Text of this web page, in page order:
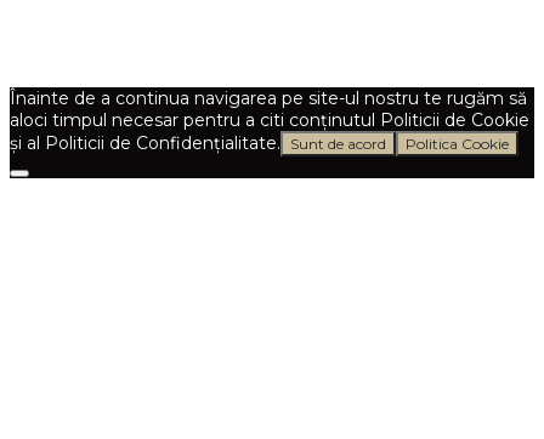
Înainte de a continua navigarea pe site-ul nostru te rugăm să
aloci timpul necesar pentru a citi conținutul Politicii de Cookie
și al Politicii de Confidențialitate.
Sunt de acord Politica Cookie